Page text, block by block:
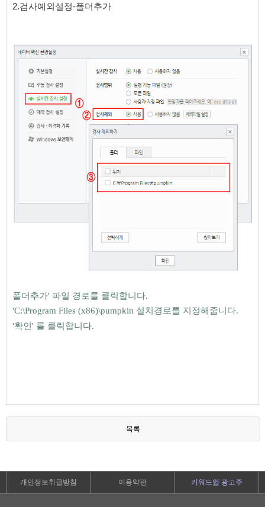
2.검사예외설정-폴더추가
폴더추가' 파일 경로를 클릭합니다.
'C:\Program Files (x86)\pumpkin 설치경로를 지정해줍니다.
'확인' 를 클릭합니다.
목록
개인정보취급방침 이용약관 키워드업 광고주